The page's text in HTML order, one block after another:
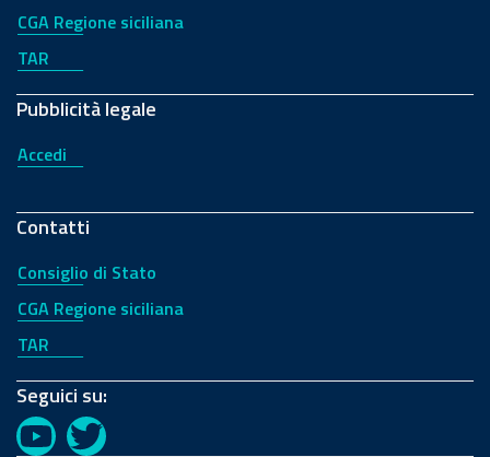
CGA Regione siciliana
TAR
Pubblicità legale
Accedi
Contatti
Consiglio di Stato
CGA Regione siciliana
TAR
Seguici su:
YouTubeTwitter